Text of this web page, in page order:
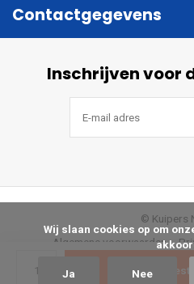
Contactgegevens
Inschrijven voor
Algemene voorwaarden
© Kuipers
Ja Nee